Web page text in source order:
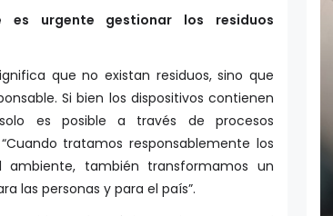
es urgente gestionar los residuos
que no existan residuos, sino que
Si bien los dispositivos contienen
es posible a través de procesos
tratamos responsablemente los
ambiente, también transformamos un
las personas y para el país”.